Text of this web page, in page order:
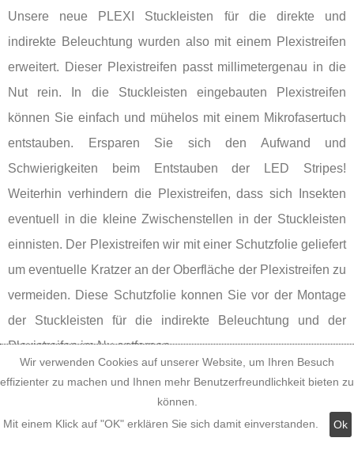
Unsere neue PLEXI Stuckleisten für die direkte und
indirekte Beleuchtung wurden also mit einem Plexistreifen
erweitert. Dieser Plexistreifen passt millimetergenau in die
Nut rein. In die Stuckleisten eingebauten Plexistreifen
können Sie einfach und mühelos mit einem Mikrofasertuch
entstauben. Ersparen Sie sich den Aufwand und
Schwierigkeiten beim Entstauben der LED Stripes!
Weiterhin verhindern die Plexistreifen, dass sich Insekten
eventuell in die kleine Zwischenstellen in der Stuckleisten
einnisten. Der Plexistreifen wir mit einer Schutzfolie geliefert
um eventuelle Kratzer an der Oberfläche der Plexistreifen zu
vermeiden. Diese Schutzfolie konnen Sie vor der Montage
der Stuckleisten für die indirekte Beleuchtung und der
Plexistreifen im Nu entfernen.
Wir verwenden Cookies auf unserer Website, um Ihren Besuch
effizienter zu machen und Ihnen mehr Benutzerfreundlichkeit bieten zu
können.
Mit einem Klick auf "OK" erklären Sie sich damit einverstanden.
Ok